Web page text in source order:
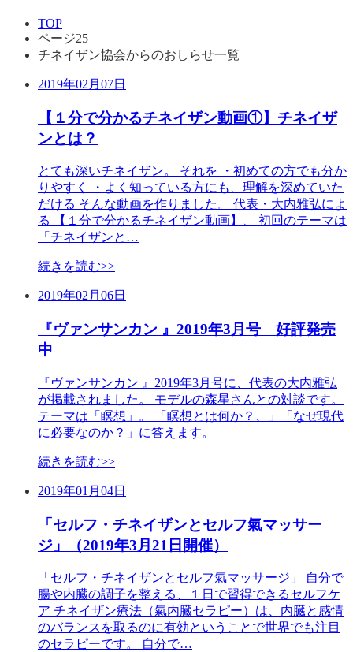
TOP
ページ25
チネイザン協会からのおしらせ一覧
2019年02月07日
【１分で分かるチネイザン動画①】チネイザ
ンとは？
とても深いチネイザン。 それを ・初めての方でも分か
りやすく ・よく知っている方にも、理解を深めていた
だける そんな動画を作りました。 代表・大内雅弘によ
る 【１分で分かるチネイザン動画】、 初回のテーマは
「チネイザンと…
続きを読む>>
2019年02月06日
『ヴァンサンカン 』2019年3月号 好評発売
中
『ヴァンサンカン 』2019年3月号に、代表の大内雅弘
が掲載されました。 モデルの森星さんとの対談です。
テーマは「瞑想」。 「瞑想とは何か？、」「なぜ現代
に必要なのか？」に答えます。
続きを読む>>
2019年01月04日
「セルフ・チネイザンとセルフ氣マッサー
ジ」（2019年3月21日開催）
「セルフ・チネイザンとセルフ氣マッサージ」 自分で
腸や内臓の調子を整える、１日で習得できるセルフケ
ア チネイザン療法（氣内臓セラピー）は、内臓と感情
のバランスを取るのに有効ということで世界でも注目
のセラピーです。 自分で…